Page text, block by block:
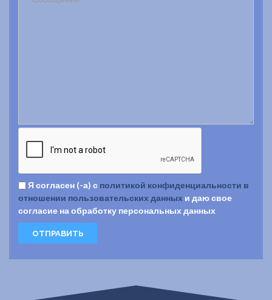
Я согласен (-а) с политикой конфиденциальности в
отношении пользовательских данных и даю свое
согласие на обработку персональных данных